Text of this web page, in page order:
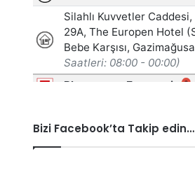
Bizi Facebook’ta Takip edin…